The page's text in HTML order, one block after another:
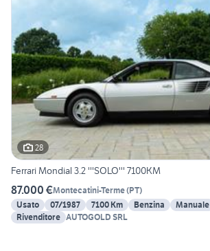
28
Ferrari Mondial 3.2 '''SOLO''' 7100KM
87.000 €Montecatini-Terme(PT)
Usato
07/1987 7100 Km Benzina
Manuale
Rivenditore AUTOGOLD SRL